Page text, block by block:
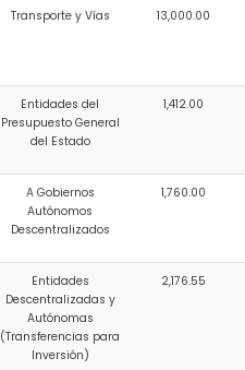
Transporte y Vías 13,000.00
Entidades del
Presupuesto General
del Estado
1,412.00
A Gobiernos
Autónomos
Descentralizados
1,760.00
Entidades
Descentralizadas y
Autónomas
(Transferencias para
Inversión)
2,176.55